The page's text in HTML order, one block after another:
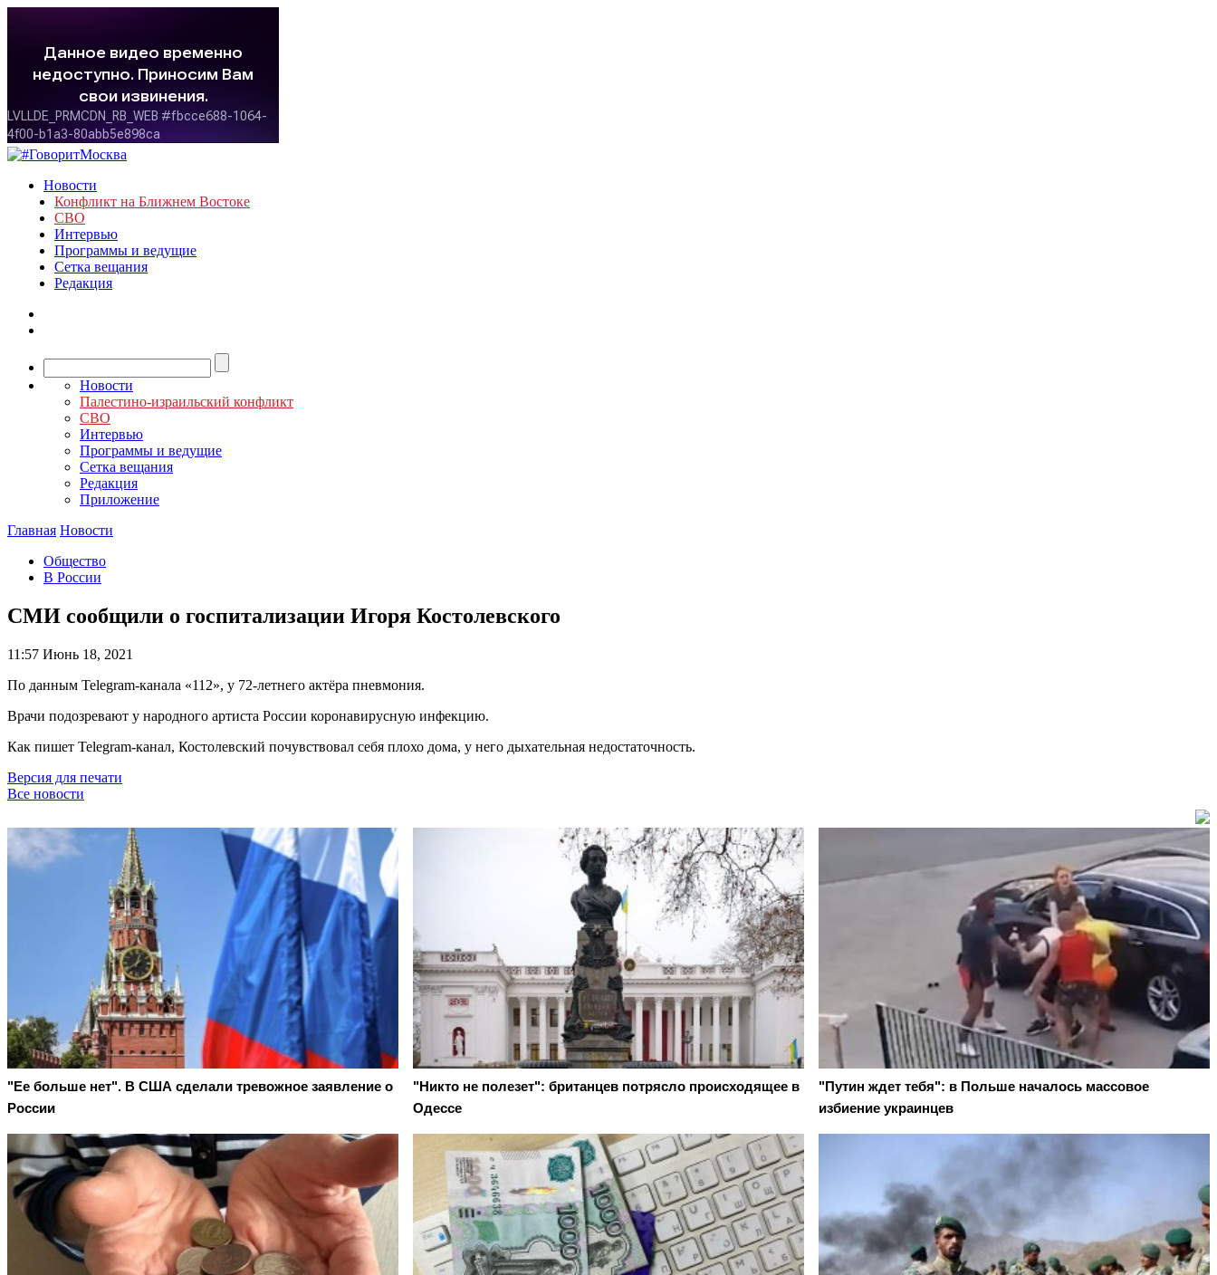
Новости
Конфликт на Ближнем Востоке
СВО
Интервью
Программы и ведущие
Сетка вещания
Редакция
Новости
Палестино-израильский конфликт
СВО
Интервью
Программы и ведущие
Сетка вещания
Редакция
Приложение
Главная Новости
Общество
В России
СМИ сообщили о госпитализации Игоря Костолевского
11:57 Июнь 18, 2021
По данным Telegram-канала «112», у 72-летнего актёра пневмония.
Врачи подозревают у народного артиста России коронавирусную инфекцию.
Как пишет Telegram-канал, Костолевский почувствовал себя плохо дома, у него дыхательная недостаточность.
Версия для печати
Все новости
"Ее больше нет". В США сделали тревожное заявление о
России
"Никто не полезет": британцев потрясло происходящее в
Одессе
"Путин ждет тебя": в Польше началось массовое
избиение украинцев